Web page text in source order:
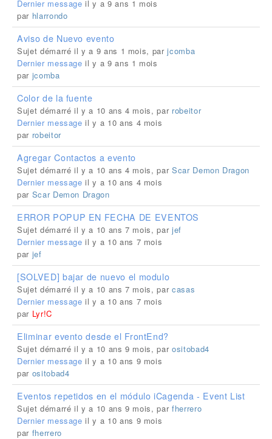
Dernier message il y a 9 ans 1 mois
par hlarrondo
Aviso de Nuevo evento
Sujet démarré il y a 9 ans 1 mois, parjcomba
Dernier message il y a 9 ans 1 mois
par jcomba
Color de la fuente
Sujet démarré il y a 10 ans 4 mois, par robeitor
Dernier message il y a 10 ans 4 mois
par robeitor
Agregar Contactos a evento
Sujet démarré il y a 10 ans 4 mois, par Scar Demon Dragon
Dernier message il y a 10 ans 4 mois
par Scar Demon Dragon
ERROR POPUP EN FECHA DE EVENTOS
Sujet démarré il y a 10 ans 7 mois, par jef
Dernier message il y a 10 ans 7 mois
par jef
[SOLVED] bajar de nuevo el modulo
Sujet démarré il y a 10 ans 7 mois, par casas
Dernier message il y a 10 ans 7 mois
par Lyr!C
Eliminar evento desde el FrontEnd?
Sujet démarré il y a 10 ans 9 mois, par ositobad4
Dernier message il y a 10 ans 9 mois
par ositobad4
Eventos repetidos en el módulo iCagenda - Event List
Sujet démarré il y a 10 ans 9 mois, par fherrero
Dernier message il y a 10 ans 9 mois
par fherrero